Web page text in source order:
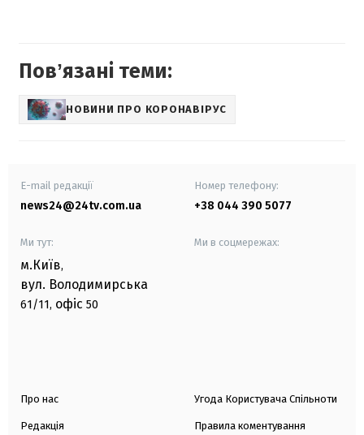
Повʼязані теми:
НОВИНИ ПРО КОРОНАВІРУС
E-mail редакції
news24@24tv.com.ua
Номер телефону:
+38 044 390 5077
Ми тут:
м.Київ,
вул. Володимирська
61/11, офіс 50
Ми в соцмережах:
Про нас
Редакція
Угода Користувача Спільноти
Правила коментування